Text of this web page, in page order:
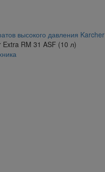
высокого давления Karcher
Extra RM 31 ASF (10 л)